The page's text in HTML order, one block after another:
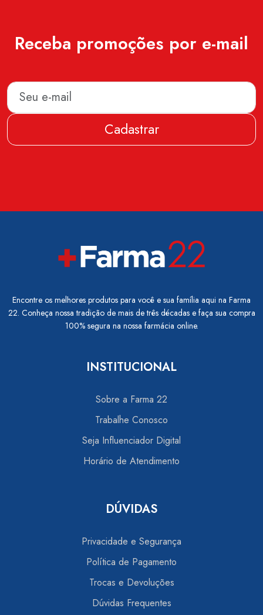
Receba promoções por e-mail
Cadastrar
Encontre os melhores produtos para você e sua família aqui na Farma
22. Conheça nossa tradição de mais de três décadas e faça sua compra
100% segura na nossa farmácia online.
INSTITUCIONAL
Sobre a Farma 22
Trabalhe Conosco
Seja Influenciador Digital
Horário de Atendimento
DÚVIDAS
Privacidade e Segurança
Política de Pagamento
Trocas e Devoluções
Dúvidas Frequentes